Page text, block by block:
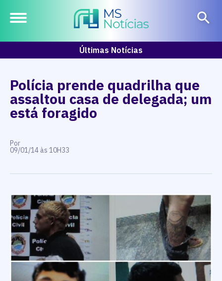
Últimas Notícias
Polícia prende quadrilha que
assaltou casa de delegada; um
está foragido
Por
09/01/14 às 10H33